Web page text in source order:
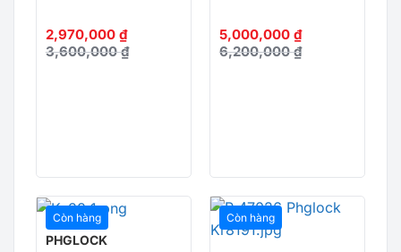
2,970,000 ₫
3,600,000₫
5,000,000 ₫
6,200,000₫
Còn hàng
PHGLOCK
Còn hàng